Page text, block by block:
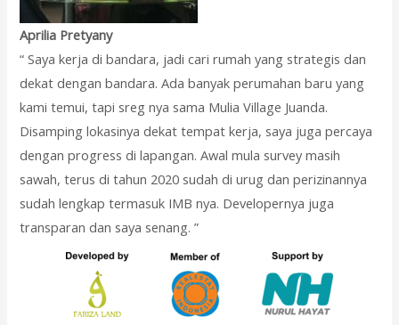
Aprilia Pretyany
“ Saya kerja di bandara, jadi cari rumah yang strategis dan
dekat dengan bandara. Ada banyak perumahan baru yang
kami temui, tapi sreg nya sama Mulia Village Juanda.
Disamping lokasinya dekat tempat kerja, saya juga percaya
dengan progress di lapangan. Awal mula survey masih
sawah, terus di tahun 2020 sudah di urug dan perizinannya
sudah lengkap termasuk IMB nya. Developernya juga
transparan dan saya senang. ”